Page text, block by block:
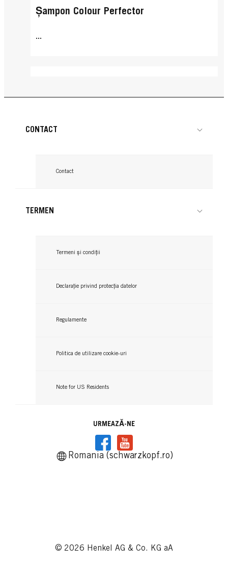
Șampon Colour Perfector
...
GLISS
Balsam express de reparare
CONTACT
Contact
TERMEN
Termeni și condiții
Declarație privind protecția datelor
Regulamente
Politica de utilizare cookie-uri
Note for US Residents
URMEAZĂ-NE
Romania (schwarzkopf.ro)
© 2026 Henkel AG & Co. KG aA